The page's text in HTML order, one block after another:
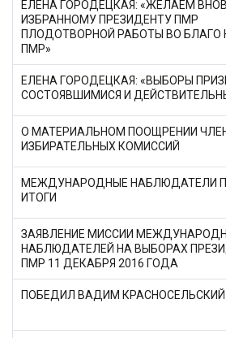
ЕЛЕНА ГОРОДЕЦКАЯ: «ЖЕЛАЕМ
ИЗБРАННОМУ ПРЕЗИДЕНТУ ПМР
ПЛОДОТВОРНОЙ РАБОТЫ ВО БЛАГО
ПМР»
ЕЛЕНА ГОРОДЕЦКАЯ: «ВЫБОРЫ
СОСТОЯВШИМИСЯ И
О МАТЕРИАЛЬНОМ ПООЩРЕНИИ
ИЗБИРАТЕЛЬНЫХ КОМИССИЙ
МЕЖДУНАРОДНЫЕ НАБЛЮДАТЕЛИ
ИТОГИ
ЗАЯВЛЕНИЕ МИССИИ
НАБЛЮДАТЕЛЕЙ НА ВЫБОРАХ
ПМР 11 ДЕКАБРЯ 2016 ГОДА
ПОБЕДИЛ ВАДИМ КРАСНОСЕЛЬСКИЙ